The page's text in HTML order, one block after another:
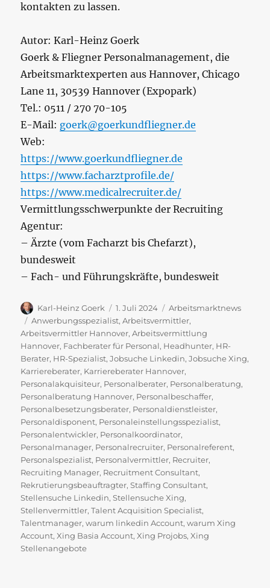
kontakten zu lassen.
Autor: Karl-Heinz Goerk
Goerk & Fliegner Personalmanagement, die
Arbeitsmarktexperten aus Hannover, Chicago
Lane 11, 30539 Hannover (Expopark)
Tel.: 0511 / 270 70-105
E-Mail: goerk@goerkundfliegner.de
Web:
https://www.goerkundfliegner.de
https://www.facharztprofile.de/
https://www.medicalrecruiter.de/
Vermittlungsschwerpunkte der Recruiting
Agentur:
– Ärzte (vom Facharzt bis Chefarzt),
bundesweit
– Fach- und Führungskräfte, bundesweit
Autor
Karl-Heinz Goerk
Veröffentlicht
am
1. Juli 2024 Kategorien
Arbeitsmarktnews
Schlagwörter
Anwerbungsspezialist,Arbeitsvermittler,
Arbeitsvermittler Hannover,Arbeitsvermittlung
Hannover, Fachberater für Personal, Headhunter, HR-
Berater, HR-Spezialist,Jobsuche Linkedin,Jobsuche Xing,
Karriereberater, Karriereberater Hannover,
Personalakquisiteur, Personalberater, Personalberatung,
Personalberatung Hannover, Personalbeschaffer,
Personalbesetzungsberater, Personaldienstleister,
Personaldisponent, Personaleinstellungsspezialist,
Personalentwickler, Personalkoordinator,
Personalmanager, Personalrecruiter, Personalreferent,
Personalspezialist, Personalvermittler, Recruiter,
Recruiting Manager, Recruitment Consultant,
Rekrutierungsbeauftragter,Staffing Consultant,
Stellensuche Linkedin,Stellensuche Xing,
Stellenvermittler,Talent Acquisition Specialist,
Talentmanager,warum linkedin Account,warum Xing
Account,Xing Basia Account,Xing Projobs,Xing
Stellenangebote